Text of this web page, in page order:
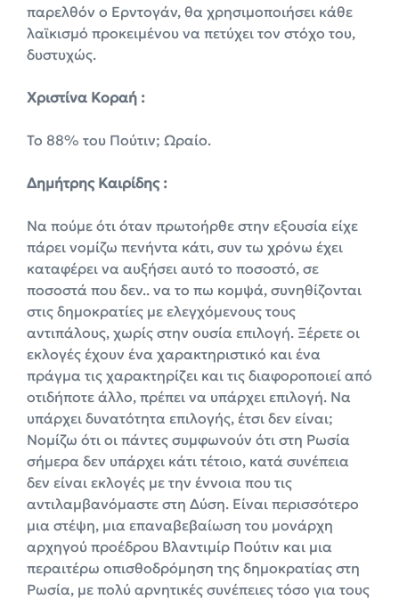
παρελθόν ο Ερντογάν, θα χρησιμοποιήσει κάθε
λαϊκισμό προκειμένου να πετύχει τον στόχο του,
δυστυχώς.
Χριστίνα Κοραή :
Το 88% του Πούτιν; Ωραίο.
Δημήτρης Καιρίδης :
Να πούμε ότι όταν πρωτοήρθε στην εξουσία είχε
πάρει νομίζω πενήντα κάτι, συν τω χρόνω έχει
καταφέρει να αυξήσει αυτό το ποσοστό, σε
ποσοστά που δεν.. να το πω κομψά, συνηθίζονται
στις δημοκρατίες με ελεγχόμενους τους
αντιπάλους, χωρίς στην ουσία επιλογή. Ξέρετε οι
εκλογές έχουν ένα χαρακτηριστικό και ένα
πράγμα τις χαρακτηρίζει και τις διαφοροποιεί από
οτιδήποτε άλλο, πρέπει να υπάρχει επιλογή. Να
υπάρχει δυνατότητα επιλογής, έτσι δεν είναι;
Νομίζω ότι οι πάντες συμφωνούν ότι στη Ρωσία
σήμερα δεν υπάρχει κάτι τέτοιο, κατά συνέπεια
δεν είναι εκλογές με την έννοια που τις
αντιλαμβανόμαστε στη Δύση. Είναι περισσότερο
μια στέψη, μια επαναβεβαίωση του μονάρχη
αρχηγού προέδρου Βλαντιμίρ Πούτιν και μια
περαιτέρω οπισθοδρόμηση της δημοκρατίας στη
Ρωσία, με πολύ αρνητικές συνέπειες τόσο για τους